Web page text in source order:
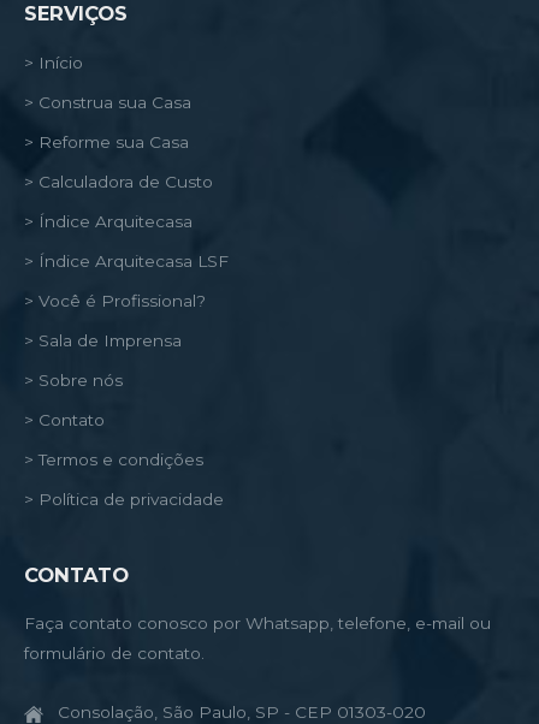
SERVIÇOS
> Início
> Construa sua Casa
> Reforme sua Casa
> Calculadora de Custo
> Índice Arquitecasa
> Índice Arquitecasa LSF
> Você é Profissional?
> Sala de Imprensa
> Sobre nós
> Contato
> Termos e condições
> Política de privacidade
CONTATO
Faça contato conosco por Whatsapp, telefone, e-mail ou
formulário de contato.
Consolação, São Paulo, SP - CEP 01303-020